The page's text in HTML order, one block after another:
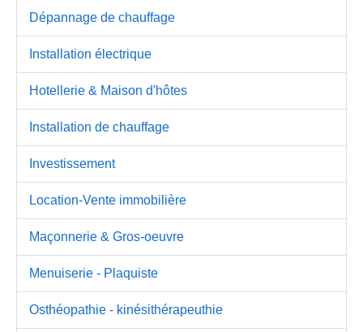
Dépannage de chauffage
Installation électrique
Hotellerie & Maison d'hôtes
Installation de chauffage
Investissement
Location-Vente immobilière
Maçonnerie & Gros-oeuvre
Menuiserie - Plaquiste
Osthéopathie - kinésithérapeuthie